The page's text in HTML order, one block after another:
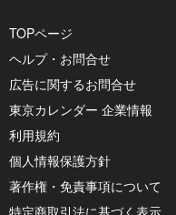
TOPページ
ヘルプ・お問合せ
広告に関するお問合せ
東京カレンダー 企業情報
利用規約
個人情報保護方針
著作権・免責事項について
特定商取引法に基づく表示